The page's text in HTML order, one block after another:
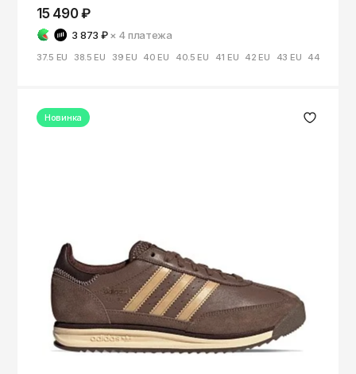
15 490 ₽
3 873 ₽ × 4платежа
37.5 EU 38.5 EU 39 EU 40 EU 40.5 EU 41 EU 42 EU 43 EU 44 EU
Новинка